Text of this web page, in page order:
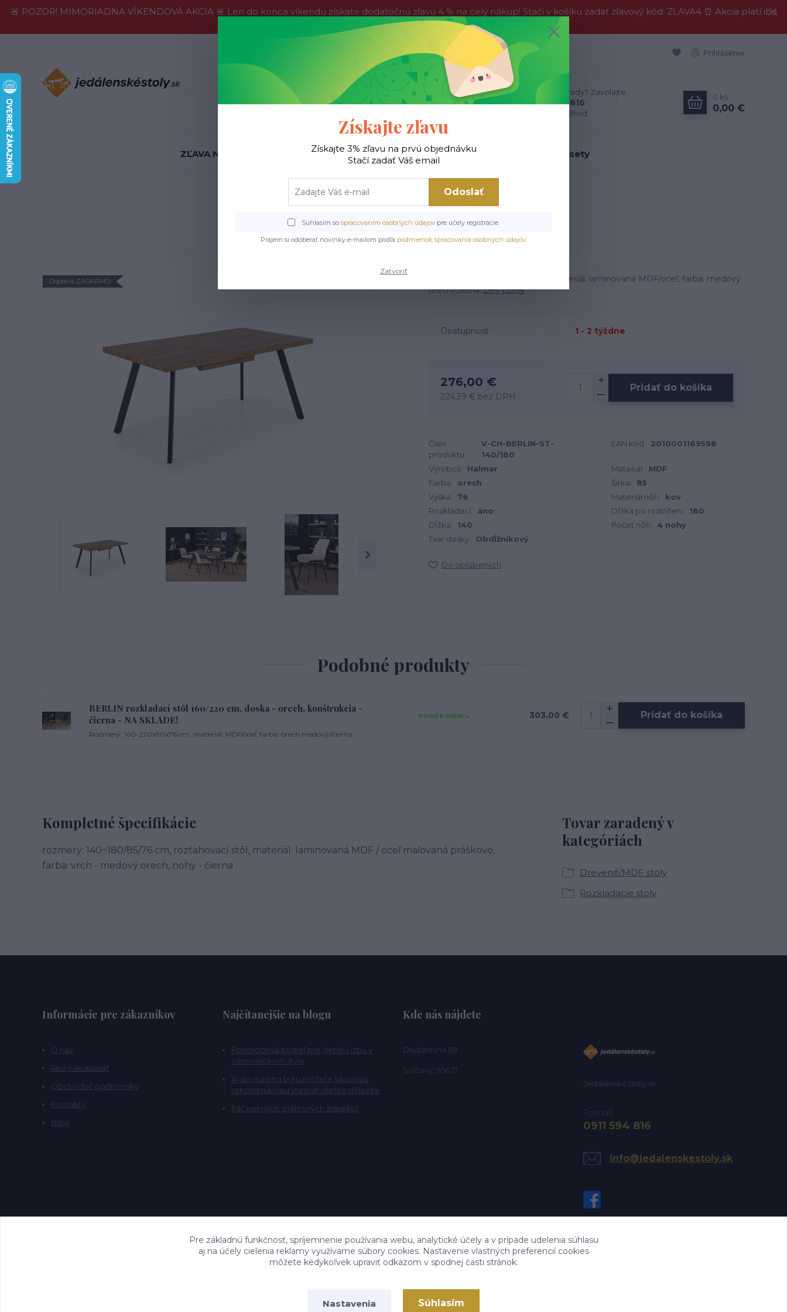
🚨 POZOR! MIMORIADNA VÍKENDOVÁ AKCIA 🚨 Len do konca víkendu získate dodatočnú zľavu 4 % na celý nákup! Stačí v košíku zadať zľavový kód: ZLAVA4 ⏰ Akcia platí iba
do nedele, tak neváhajte a nakúpte výhodnejšie ešte dnes!
Prihlásenie
Hľadať
Neviete si rady? Zavolajte.
0911 594 816
Po-Pia, 9-16hod
0 ks
0,00 €
ZĽAVA NA SKLADE ! Jedálenské stoly Jedálenské stoličky Jedálenské sety
BERLIN stôl
Doprava ZADARMO
Rozmery: 140-180x85x76 cm, materiál: laminovaná MDF/oceľ, farba: medový
orech/čierna.celý popis
Dostupnosť 1 - 2 týždne
276,00 €
224,39 € bez DPH
Pridať do košíka
Číslo
produktu:
V-CH-BERLIN-ST-
140/180
EAN kód: 2010001169598
Výrobca: Halmar Materiál:
MDF
Farba:
orech Šírka:
85
Výška:
76 Materiál nôh:
kov
Rozkladací:
áno Dĺžka po rozložení:
180
Dĺžka:
140 Počet nôh:
4 nohy
Tvar dosky:
Obdĺžnikový
Do obľúbených
Podobné produkty
BERLIN rozkladací stôl 160/220 cm, doska - orech, konštrukcia -
čierna - NA SKLADE!
Rozmery: 160-220x90x76 cm, materiál: MDF/oceľ, farba: orech medový/čierna.
303,00 €
Ihneď k odberu Pridať do košíka
Kompletné špecifikácie
rozmery: 140÷180/85/76 cm, rozťahovací stôl, materiál: laminovaná MDF / oceľ maľovaná práškovo,
farba: vrch - medový orech, nohy - čierna
Tovar zaradený v
kategóriách
Drevené/MDF stoly
Rozkladacie stoly
Informácie pre zákazníkov
O nás
Ako nakupovať
Obchodné podmienky
Kontakty
Blog
Najčítanejšie na blogu
Poschodová posteľ pre detskú izbu v
námorníckom štýle
Aj do malého bytu môžete šikovnou
rekonštrukciou vtesnať všetko dôležité
Päť pekných spálňových inšpirácií
Kde nás nájdete
Družstevná 69
Solčany, 956 17
JedálenskéStoly.sk
Tomáš
0911 594 816
info@jedalenskestoly.sk
Získajte zľavu
Získajte 3% zľavu na prvú objednávku
Stačí zadať Váš email
Odoslať
Súhlasím so spracovaním osobných údajov pre účely registrácie.
Prajem si odoberať novinky e-mailom podľa podmienok spracovania osobných údajov.
Zatvoriť
Pre základnú funkčnosť, spríjemnenie používania webu, analytické účely a v prípade udelenia súhlasu
aj na účely cielenia reklamy využívame súbory cookies. Nastavenie vlastných preferencií cookies
môžete kedykoľvek upraviť odkazom v spodnej časti stránok.
Nastavenia Súhlasím